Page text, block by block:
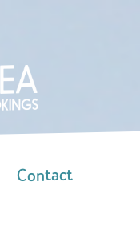
Contact